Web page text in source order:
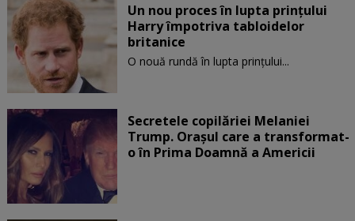
Un nou proces în lupta prinţului
Harry împotriva tabloidelor
britanice
O nouă rundă în lupta prinţului...
Secretele copilăriei Melaniei
Trump. Orașul care a transformat-
o în Prima Doamnă a Americii